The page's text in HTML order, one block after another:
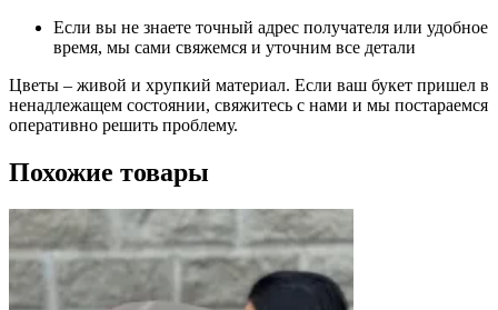
Если вы не знаете точный адрес получателя или удобное
время, мы сами свяжемся и уточним все детали
Цветы – живой и хрупкий материал. Если ваш букет пришел в
ненадлежащем состоянии, свяжитесь с нами и мы постараемся
оперативно решить проблему.
Похожие товары